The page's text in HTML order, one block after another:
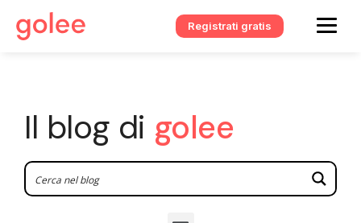
Registrati gratis
Il blog di golee